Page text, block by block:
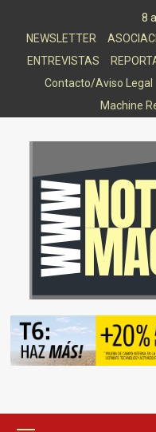
8
NEWSLETTER
ENTREVISTAS
Contacto/Aviso Legal
Machine